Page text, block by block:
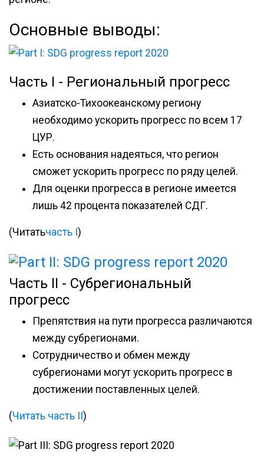
Основные выводы:
Часть I - Региональный прогресс
Азиатско-Тихоокеанскому региону
необходимо ускорить прогресс по всем 17
ЦУР.
Есть основания надеяться, что регион
сможет ускорить прогресс по ряду целей.
Для оценки прогресса в регионе имеется
лишь 42 процента показателей СДГ.
(Читатьчасть I )
Часть II - Субрегиональный
прогресс
Препятствия на пути прогресса различаются
между субрегионами.
Сотрудничество и обмен между
субрегионами могут ускорить прогресс в
достижении поставленных целей.
(Читать часть II)